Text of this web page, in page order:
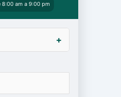
8:00 am a 9:00 pm